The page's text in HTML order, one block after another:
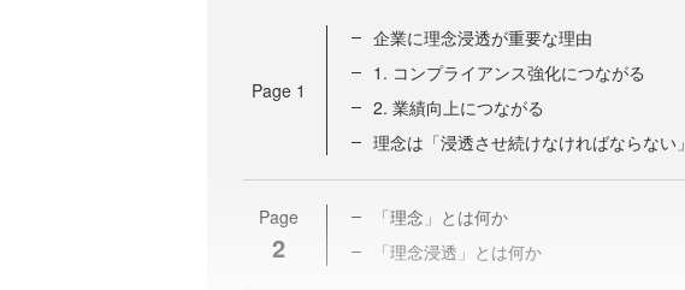
Page 1
企業に理念浸透が重要な理由
1. コンプライアンス強化につながる
2. 業績向上につながる
理念は「浸透させ続けなければならない」
Page
2
「理念」とは何か
「理念浸透」とは何か